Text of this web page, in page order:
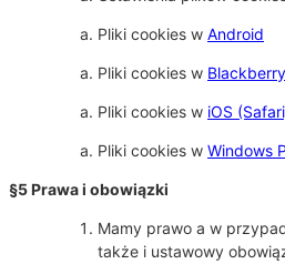
Pliki cookies w Android
Pliki cookies w Blackberry
Pliki cookies w iOS
Pliki cookies w Windows
§5 Prawa i obowiązki
Mamy prawo a w
także i ustawowy